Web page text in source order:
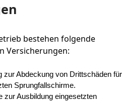
bestehen folgende
Versicherungen:
zur Abdeckung von Drittschäden für
Sprungfallschirme.
zur Ausbildung eingesetzten